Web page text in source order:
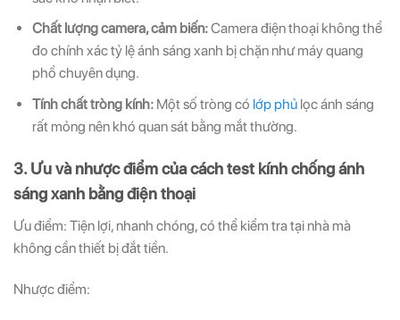
Chất lượng camera, cảm biến:Camera điện thoại không thể
đo chính xác tỷ lệ ánh sáng xanh bị chặn như máy quang
phổ chuyên dụng.
Tính chất tròng kính:Một số tròng có lớp phủlọc ánh sáng
rất mỏng nên khó quan sát bằng mắt thường.
3. Ưu và nhược điểm của cách test kính chống ánh
sáng xanh bằng điện thoại
Ưu điểm: Tiện lợi, nhanh chóng, có thể kiểm tra tại nhà mà
không cần thiết bị đắt tiền.
Nhược điểm: